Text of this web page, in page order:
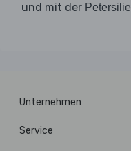
und mit der Petersilie
Unternehmen
Service